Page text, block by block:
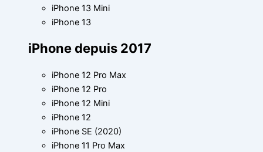
iPhone 13 Mini
iPhone 13
iPhone depuis 2017
iPhone 12 Pro Max
iPhone 12 Pro
iPhone 12 Mini
iPhone 12
iPhone SE (2020)
iPhone 11 Pro Max